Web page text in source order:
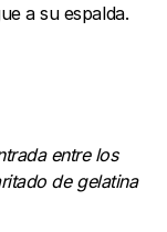
a su espalda.
entre los
de gelatina